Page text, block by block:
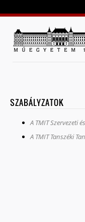
SZABÁLYZATOK
A TMIT Szervezeti
A TMIT Tanszéki